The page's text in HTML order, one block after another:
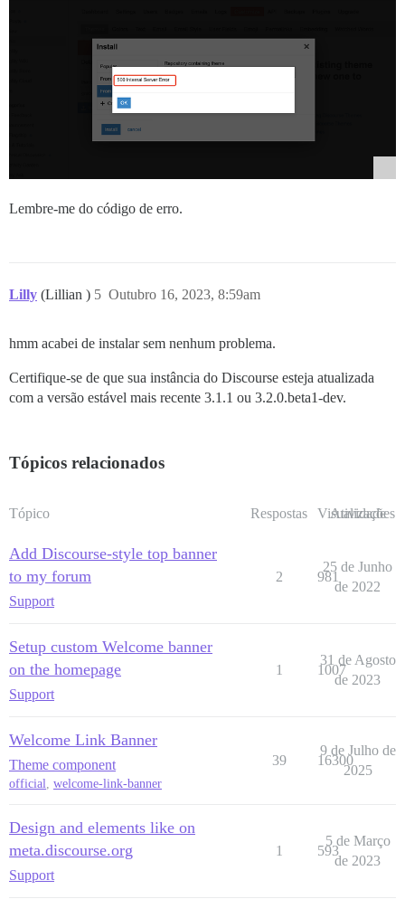
Lembre-me do código de erro.
Lilly (Lillian ) Outubro 16, 2023, 8:59am
5
hmm acabei de instalar sem nenhum problema.
Certifique-se de que sua instância do Discourse esteja atualizada
com a versão estável mais recente 3.1.1 ou 3.2.0.beta1-dev.
Tópicos relacionados
Tópico Respostas Visualizações
Atividade
Add Discourse-style top banner
to my forum
Support
2 981
25 de Junho
de 2022
Setup custom Welcome banner
on the homepage
Support
1 1007
31 de Agosto
de 2023
Welcome Link Banner
Theme component
official welcome-link-banner
39 16300
9 de Julho de
2025
Design and elements like on
meta.discourse.org
Support
1 593
5 de Março
de 2023